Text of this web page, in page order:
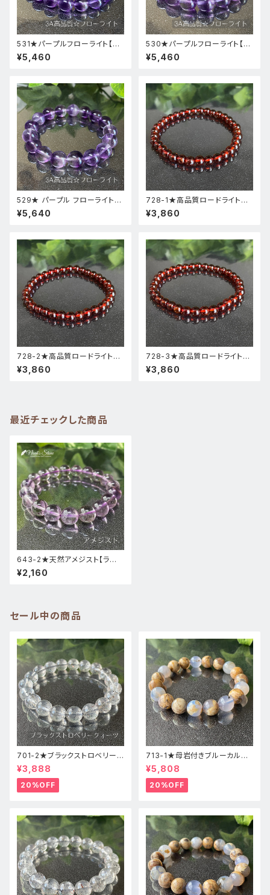
531★パープルフローライト【高
品質・高透明度】天然石パワース
トーンブレスレット新品
¥5,460
530★パープルフローライト【高
品質・高透明度】天然石パワース
トーンブレスレット新品
¥5,460
529★ パープル フローライト【
高品質 ・ 高透明度 】天然石 パ
ワーストーン ブレスレット 新品
¥5,640
728-1★高品質ロードライトガ
ーネット★天然石ブレスレットパ
ワーストーン新品
¥3,860
728-2★高品質ロードライトガ
ーネット★天然石ブレスレットパ
ワーストーン新品
¥3,860
728-3★高品質ロードライトガ
ーネット★天然石ブレスレットパ
ワーストーン新品
¥3,860
最近チェックした商品
643-2★天然アメジスト【ラベ
ンダー・良質】天然石ブレスレッ
トパワーストーン
¥2,160
セール中の商品
701-2★ブラックストロベリーク
ォーツ【高品質】天然石ブレスレ
ッパワーストーン
¥3,888
20%OFF
713-1★母岩付きブルーカルセ
ドニー【高品質】天然石ブレスレ
ットパワーストーン
¥5,808
20%OFF